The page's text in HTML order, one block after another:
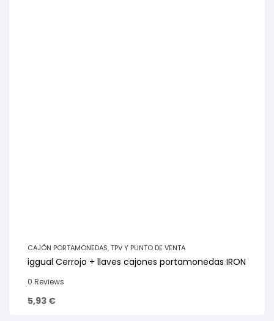
CAJÓN PORTAMONEDAS,TPV Y PUNTO DE VENTA
iggual Cerrojo + llaves cajones portamonedas IRON
0 Reviews
5,93 €